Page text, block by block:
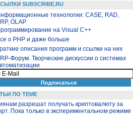
SUBSCRIBE.RU
технологии: CASE, RAD,
OLAP
на Visual С++
о PHP и даже больше
описания программ и ссылки на них
Форум. Творческие дискуссии о системах
ПО ТЕМЕ
разрешат получать криптовалюту за
Пока только в экспериментальном режиме